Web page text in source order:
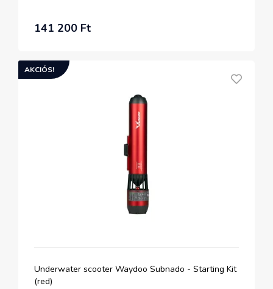
141 200 Ft
AKCIÓS!
Underwater scooter Waydoo Subnado - Starting Kit
(red)